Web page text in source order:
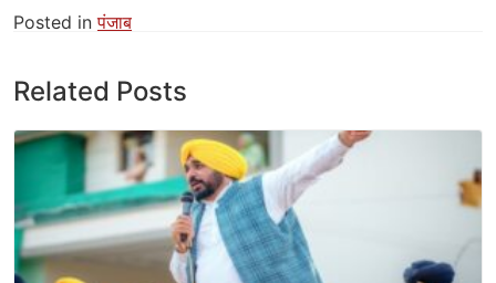
Posted inपंजाब
Related Posts